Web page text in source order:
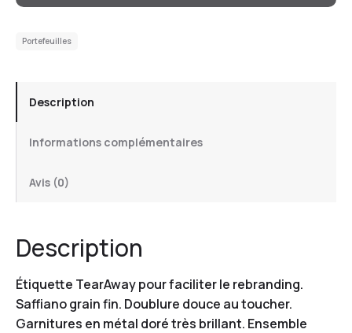
Portefeuilles
Description
Informations complémentaires
Avis (0)
Description
Étiquette TearAway pour faciliter le rebranding.
Saffiano grain fin. Doublure douce au toucher.
Garnitures en métal doré très brillant. Ensemble